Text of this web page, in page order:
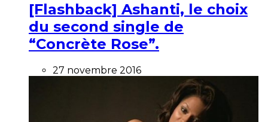
[Flashback] Ashanti, le choix
du second single de
“Concrète Rose”.
27 novembre 2016